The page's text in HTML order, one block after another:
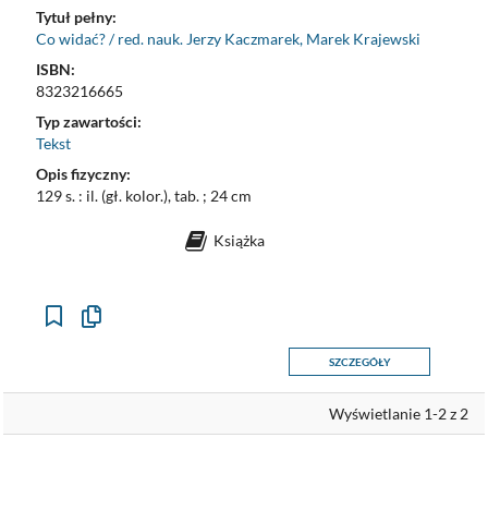
Tytuł pełny:
Co widać? / red. nauk. Jerzy Kaczmarek, Marek Krajewski
ISBN:
8323216665
Typ zawartości:
Tekst
Opis fizyczny:
129 s. : il. (gł. kolor.), tab. ; 24 cm
Książka
Kopiuj
SZCZEGÓŁY
Wyświetlanie 1-2 z 2